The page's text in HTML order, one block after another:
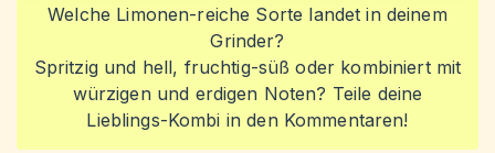
Welche Limonen-reiche Sorte landet in deinem
Grinder?
Spritzig und hell, fruchtig-süß oder kombiniert mit
würzigen und erdigen Noten? Teile deine
Lieblings-Kombi in den Kommentaren!